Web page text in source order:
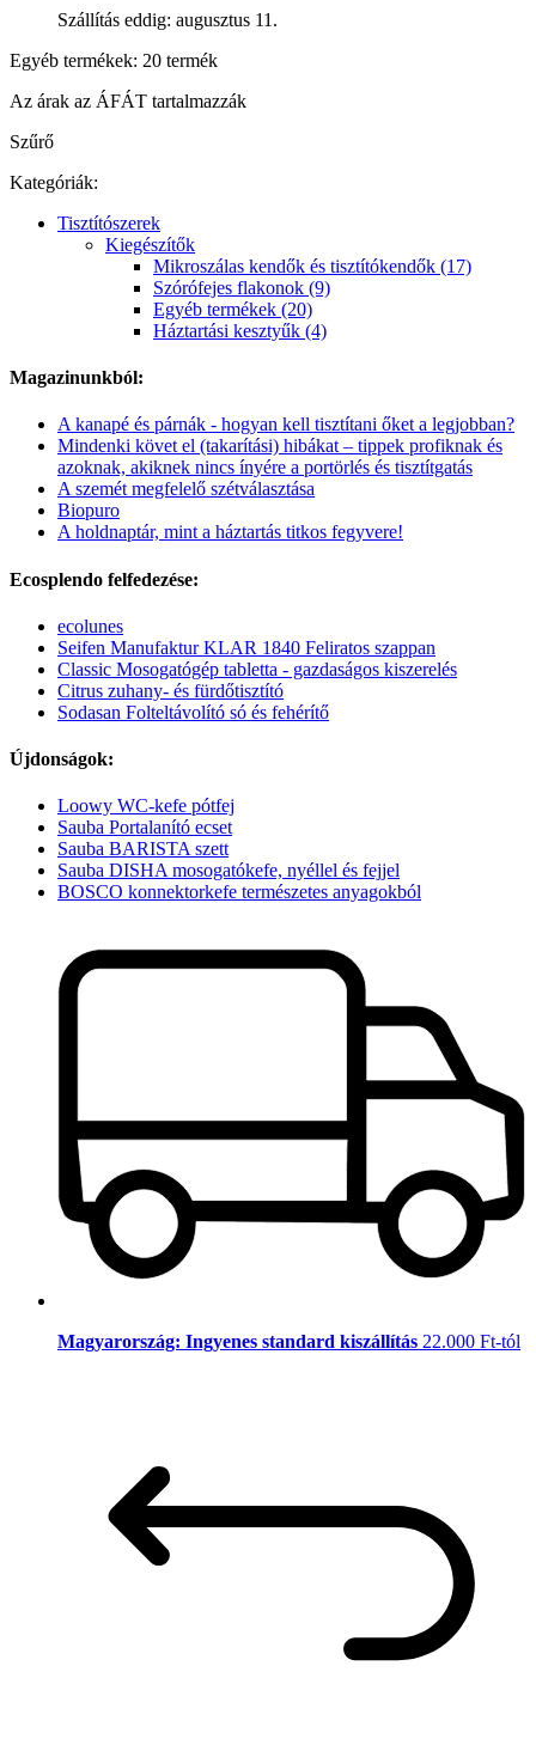
Szállítás eddig: augusztus 11.
Egyéb termékek: 20 termék
Az árak az ÁFÁT tartalmazzák
Szűrő
Kategóriák:
Tisztítószerek
Kiegészítők
Mikroszálas kendők és tisztítókendők (17)
Szórófejes flakonok (9)
Egyéb termékek (20)
Háztartási kesztyűk (4)
Magazinunkból:
A kanapé és párnák - hogyan kell tisztítani őket a legjobban?
Mindenki követ el (takarítási) hibákat – tippek profiknak és
azoknak, akiknek nincs ínyére a portörlés és tisztítgatás
A szemét megfelelő szétválasztása
Biopuro
A holdnaptár, mint a háztartás titkos fegyvere!
Ecosplendo felfedezése:
ecolunes
Seifen Manufaktur KLAR 1840 Feliratos szappan
Classic Mosogatógép tabletta - gazdaságos kiszerelés
Citrus zuhany- és fürdőtisztító
Sodasan Folteltávolító só és fehérítő
Újdonságok:
Loowy WC-kefe pótfej
Sauba Portalanító ecset
Sauba BARISTA szett
Sauba DISHA mosogatókefe, nyéllel és fejjel
BOSCO konnektorkefe természetes anyagokból
Magyarország: Ingyenes standard kiszállítás 22.000 Ft-tól